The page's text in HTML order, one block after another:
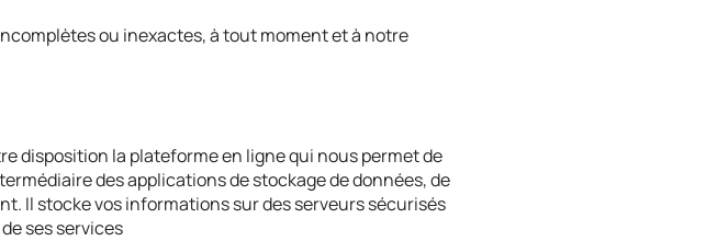
ou inexactes, à tout moment et à notre
disposition la plateforme en ligne qui nous permet de
des applications de stockage de données, de
Il stocke vos informations sur des serveurs sécurisés
ses services